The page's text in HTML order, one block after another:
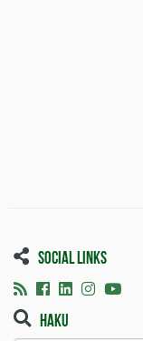
Social links
Haku